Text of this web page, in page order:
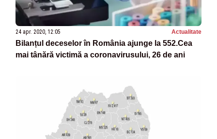
24 apr. 2020, 12:05 Actualitate
Bilanțul deceselor în România ajunge la 552.Cea
mai tânără victimă a coronavirusului, 26 de ani